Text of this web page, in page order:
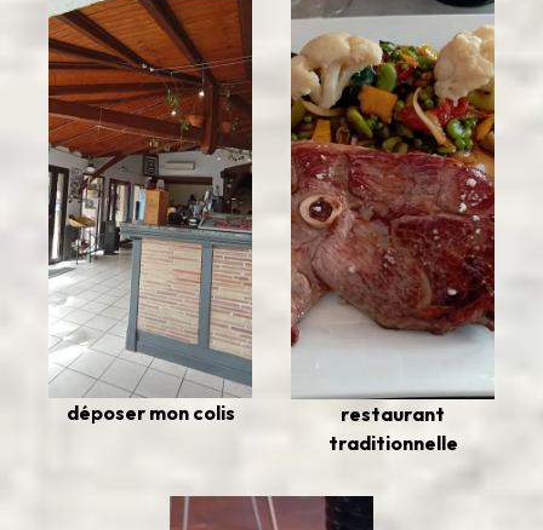
déposer mon colis
restaurant
traditionnelle